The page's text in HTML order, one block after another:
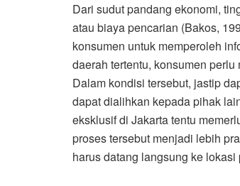
Dari sudut pandang ekonomi,
atau biaya pencarian (Bakos,
konsumen untuk memperoleh
daerah tertentu, konsumen
Dalam kondisi tersebut, jastip
dapat dialihkan kepada pihak
eksklusif di Jakarta tentu
proses tersebut menjadi lebih
harus datang langsung ke lokasi